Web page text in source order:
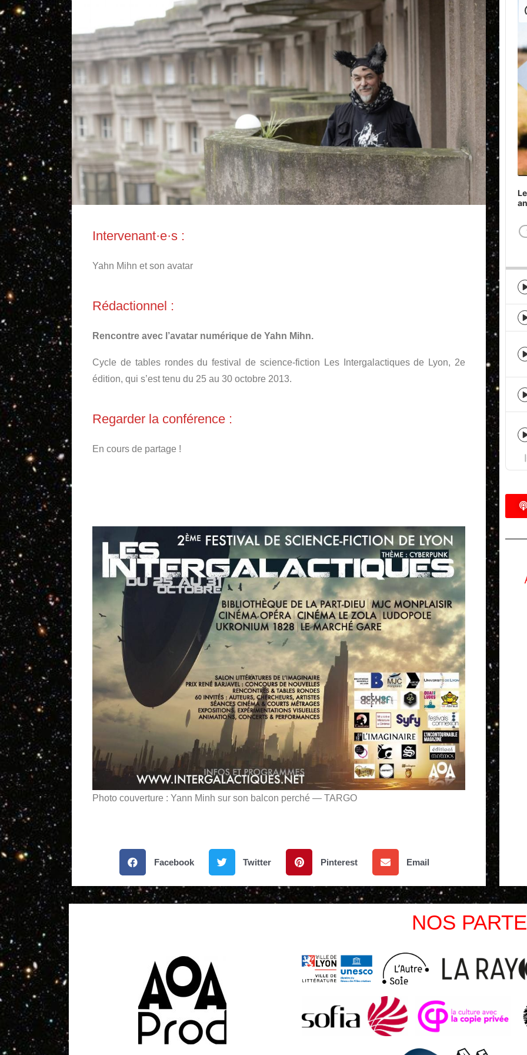
Intervenant·e·s :
Yahn Mihn et son avatar
Rédactionnel :
Rencontre avec l’avatar numérique de Yahn Mihn.
Cycle de tables rondes du festival de science-fiction Les Intergalactiques de Lyon, 2e
édition, qui s’est tenu du 25 au 30 octobre 2013.
Regarder la conférence :
En cours de partage !
Photo couverture : Yann Minh sur son balcon perché — TARGO
Facebook Twitter Pinterest Email
NOS